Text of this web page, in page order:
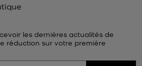
les dernières actualités de
réduction sur votre première